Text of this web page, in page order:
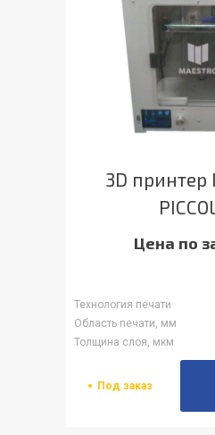
3D принтер
Цена по
Технология печати
Область печати, мм
Толщина слоя, мкм
Под заказ